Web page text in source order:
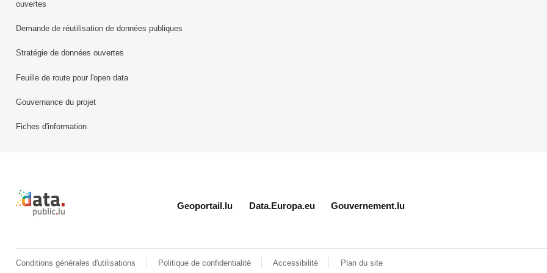
ouvertes
Demande de réutilisation de données publiques
Stratégie de données ouvertes
Feuille de route pour l'open data
Gouvernance du projet
Fiches d'information
Retour à l'accueil de data.public.lu
Geoportail.lu Data.Europa.eu Gouvernement.lu
Conditions générales d'utilisations Politique de confidentialité Accessibilité Plan du site